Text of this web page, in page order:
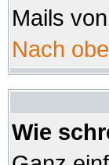
Mails
Nach
Wie